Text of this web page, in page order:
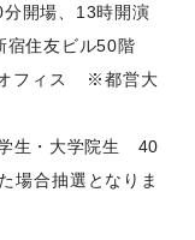
開場、13時開演
宿住友ビル50階
オフィス ※都営大
生・大学院生 40
合抽選となりま